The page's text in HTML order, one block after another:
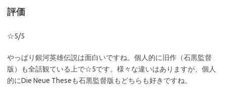
評価
☆5/5
やっぱり銀河英雄伝説は面白いですね。個人的に旧作（石黒監督
版）も全話観ている上で☆5です。様々な違いはありますが、個人
的にDie Neue Theseも石黒監督版もどちらも好きですね。